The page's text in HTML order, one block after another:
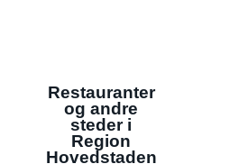
Restauranter
og andre
steder i
Region
Hovedstaden